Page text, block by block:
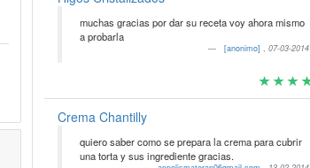
muchas gracias por dar su receta voy ahora mismo
a probarla
[anonimo],07-03-2014
Crema Chantilly
quiero saber como se prepara la crema para cubrir
una torta y sus ingrediente gracias.